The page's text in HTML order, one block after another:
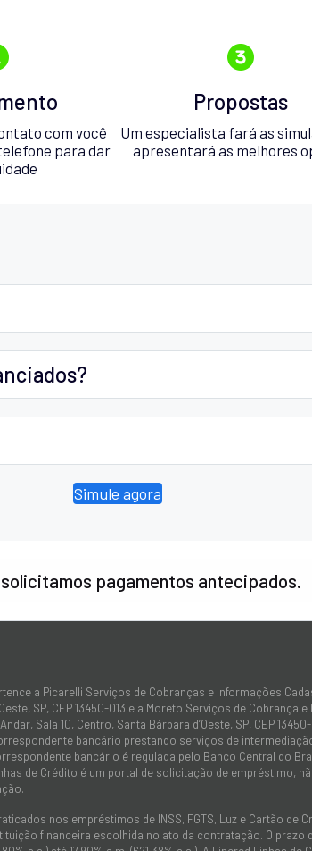
com você
para dar
Propostas
Um especialista fará as
apresentará as melhores
Simule agora
pagamentos antecipados.
a Picarelli Serviços de Cobranças e Informações
SP, CEP 13450-013 e a Moreto Serviços de Cobrança
Sala 10, Centro, Santa Bárbara d’Oeste, SP, CEP
bancário prestando serviços de
bancário é regulada pelo Banco Central do
de Crédito é um portal de solicitação de empréstimo,
nos empréstimos de INSS, FGTS, Luz e Cartão de
financeira escolhida no ato da contratação. O prazo